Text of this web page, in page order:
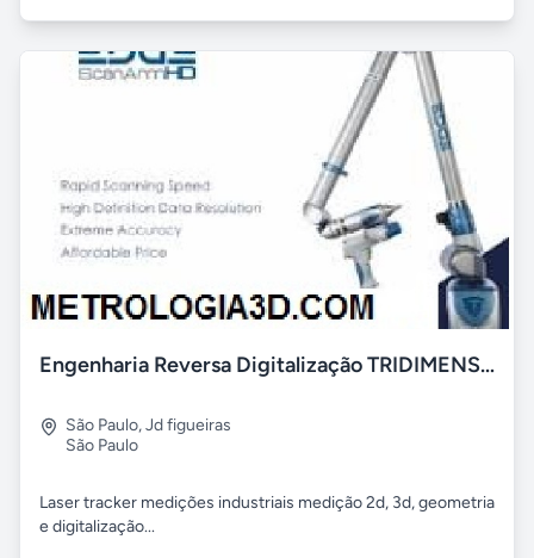
Engenharia Reversa Digitalização TRIDIMENSIONAL Polyworks
São Paulo,Jd figueiras
São Paulo
Laser tracker medições industriais medição 2d, 3d, geometria
e digitalização...